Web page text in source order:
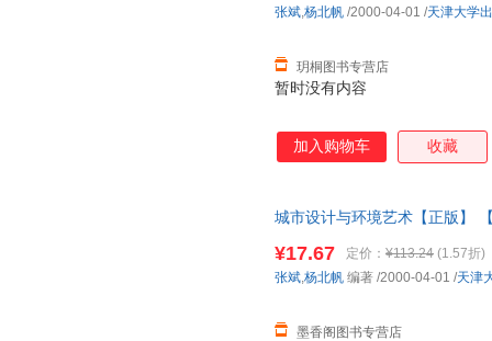
暂时没有内容
玥桐图书专营店
张斌,杨北帆 /2000-04-01 /天津大学
加入购物车 收藏
城市设计与环境艺术【正版】
¥17.67 定价： ¥113.24 (1.57折)
墨香阁图书专营店
张斌,杨北帆 编著 /2000-04-01 /天津